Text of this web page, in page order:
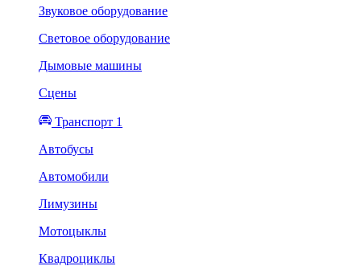
Звуковое оборудование
Световое оборудование
Дымовые машины
Сцены
Транспорт 1
Автобусы
Автомобили
Лимузины
Мотоцыклы
Квадроциклы